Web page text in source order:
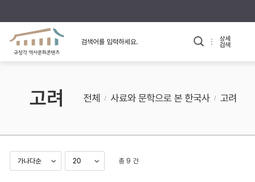
규장각의 어제와 오늘
규장각 소개영상
사료와 문학으로 본
고대
조선 후기
교과
상세
검색
고려 전체 사료와 문학으로 본 한국사 고려
총 9 건